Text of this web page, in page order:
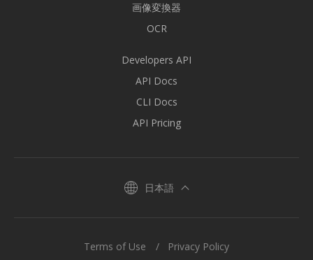
画像変換器
OCR
Developers API
API Docs
CLI Docs
API Pricing
日本語
Terms of Use Privacy Policy